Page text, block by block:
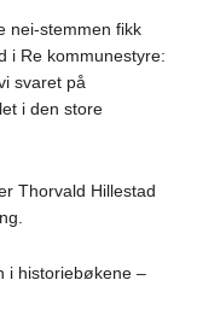
nei-stemmen fikk
i Re kommunestyre:
svaret på
i den store
Thorvald Hillestad
i historiebøkene –